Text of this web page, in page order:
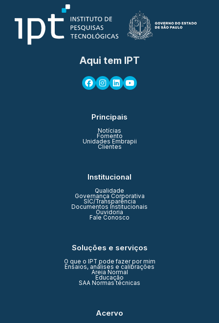
Aqui tem IPT
Principais
Notícias
Fomento
Unidades Embrapii
Clientes
Institucional
Qualidade
Governança Corporativa
SIC/Transparência
Documentos Institucionais
Ouvidoria
Fale Conosco
Soluções e serviços
O que o IPT pode fazer por mim
Ensaios, análises e calibrações
Areia Normal
Educação
SAA Normas técnicas
Acervo